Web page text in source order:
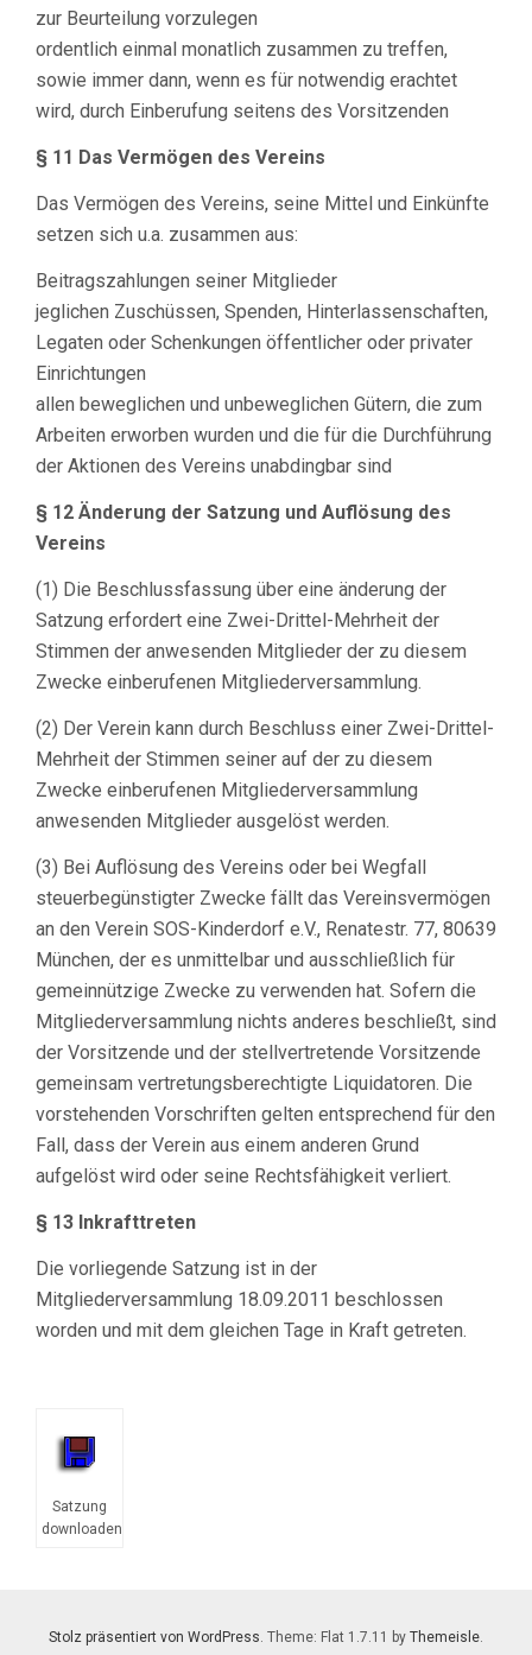
zur Beurteilung vorzulegen
ordentlich einmal monatlich zusammen zu treffen,
sowie immer dann, wenn es für notwendig erachtet
wird, durch Einberufung seitens des Vorsitzenden
§ 11 Das Vermögen des Vereins
Das Vermögen des Vereins, seine Mittel und Einkünfte
setzen sich u.a. zusammen aus:
Beitragszahlungen seiner Mitglieder
jeglichen Zuschüssen, Spenden, Hinterlassenschaften,
Legaten oder Schenkungen öffentlicher oder privater
Einrichtungen
allen beweglichen und unbeweglichen Gütern, die zum
Arbeiten erworben wurden und die für die Durchführung
der Aktionen des Vereins unabdingbar sind
§ 12 Änderung der Satzung und Auflösung des
Vereins
(1) Die Beschlussfassung über eine änderung der
Satzung erfordert eine Zwei-Drittel-Mehrheit der
Stimmen der anwesenden Mitglieder der zu diesem
Zwecke einberufenen Mitgliederversammlung.
(2) Der Verein kann durch Beschluss einer Zwei-Drittel-
Mehrheit der Stimmen seiner auf der zu diesem
Zwecke einberufenen Mitgliederversammlung
anwesenden Mitglieder ausgelöst werden.
(3) Bei Auflösung des Vereins oder bei Wegfall
steuerbegünstigter Zwecke fällt das Vereinsvermögen
an den Verein SOS-Kinderdorf e.V., Renatestr. 77, 80639
München, der es unmittelbar und ausschließlich für
gemeinnützige Zwecke zu verwenden hat. Sofern die
Mitgliederversammlung nichts anderes beschließt, sind
der Vorsitzende und der stellvertretende Vorsitzende
gemeinsam vertretungsberechtigte Liquidatoren. Die
vorstehenden Vorschriften gelten entsprechend für den
Fall, dass der Verein aus einem anderen Grund
aufgelöst wird oder seine Rechtsfähigkeit verliert.
§ 13 Inkrafttreten
Die vorliegende Satzung ist in der
Mitgliederversammlung 18.09.2011 beschlossen
worden und mit dem gleichen Tage in Kraft getreten.
Satzung
downloaden
Stolz präsentiert von WordPress. Theme: Flat 1.7.11 by Themeisle.